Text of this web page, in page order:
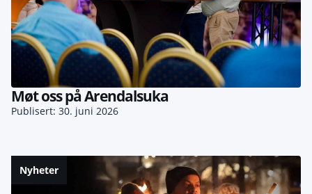
Møt oss på Arendalsuka
Publisert: 30. juni 2026
Nyheter